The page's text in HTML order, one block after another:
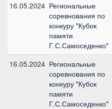
16.05.2024 Региональные
соревнования по
конкуру "Кубок
памяти
Г.С.Самоседенко"
16.05.2024 Региональные
соревнования по
конкуру "Кубок
памяти
Г.С.Самоседенко"